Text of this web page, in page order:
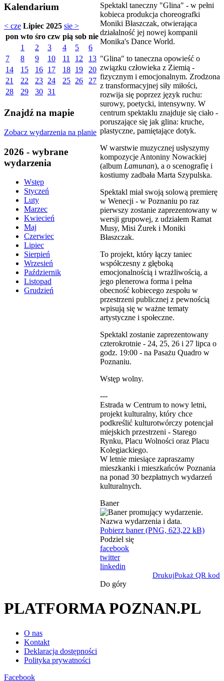
Kalendarium
< cze Lipiec 2025 sie >
pon wto śro czw pią sob nie
1
2 3 4 5
6
7
8 9 10 11 12
13
14
15 16 17 18 19
20
21
22 23 24 25 26
27
28
29 30 31
Znajdź na mapie
Zobacz wydarzenia na planie
2026 - wybrane
wydarzenia
Wstęp
Styczeń
Luty
Marzec
Kwiecień
Maj
Czerwiec
Lipiec
Sierpień
Wrzesień
Październik
Listopad
Grudzień
Spektakl taneczny "Glina" - w pełni
kobieca produkcja choreografki
Moniki Błaszczak, otwierająca
działalność jej nowej kompanii
Monika's Dance World.
"Glina" to taneczna opowieść o
związku człowieka z Ziemią -
fizycznym i emocjonalnym. Zrodzona
z transformacyjnej siły miłości,
rozwija się poprzez język ruchu:
surowy, poetycki, intensywny. W
centrum spektaklu znajduje się ciało -
poruszające się jak glina: kruche,
plastyczne, pamiętające dotyk.
W warstwie muzycznej usłyszymy
kompozycje Antoniny Nowackiej
(album Lamunan), a o scenografię i
kostiumy zadbała Marta Szypulska.
Spektakl miał swoją solową premierę
w Wenecji - w Poznaniu po raz
pierwszy zostanie zaprezentowany w
wersji grupowej, z udziałem Ramat
Musy, Misi Żurek i Moniki
Błaszczak.
To projekt, który łączy taniec
współczesny z głęboką
emocjonalnością i wrażliwością, a
jego plenerowa forma i pełna
obecność kobiecego zespołu w
przestrzeni publicznej z pewnością
wpisują się w ważne tematy
artystyczne i społeczne.
Spektakl zostanie zaprezentowany
czterokrotnie - 24, 25, 26 i 27 lipca o
godz. 19:00 - na Pasażu Quadro w
Poznaniu.
Wstęp wolny.
---
Estrada w Centrum to nowy letni,
projekt kulturalny, który chce
podkreślić kulturotwórczy potencjał
miejskich przestrzeni - Starego
Rynku, Placu Wolności oraz Placu
Kolegiackiego.
W letnie miesiące zapraszamy
mieszkanki i mieszkańców Poznania
na ponad 30 bezpłatnych wydarzeń
kulturalnych.
Baner
Pobierz baner (PNG, 623,22 kB)
Podziel się
facebook
twitter
linkedin
DrukujPokaż QR kod
Do góry
PLATFORMA POZNAN.PL
O nas
Kontakt
Deklaracja dostępności
Polityka prywatności
Facebook